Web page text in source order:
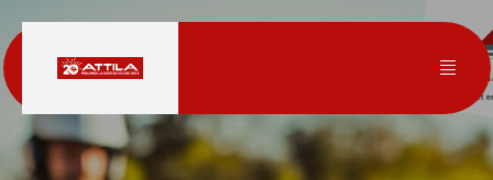
au
contenu
Le groupe